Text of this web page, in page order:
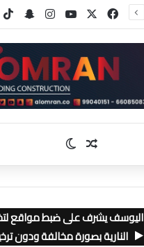
فيسبوك ‫YouTubeانستقرام
مقال عشوائي
اليوسف يشرف على ضبط مواقع
النارية بصورة مخالفة ودون